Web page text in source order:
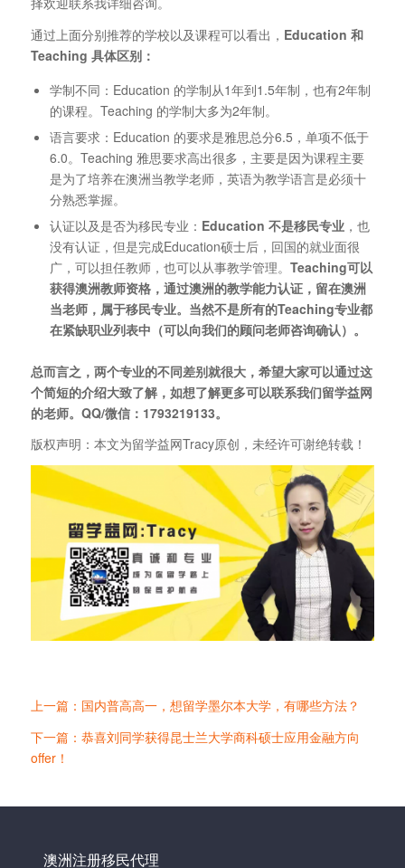
通过上面分别推荐的学校以及课程可以看出， Education 和
Teaching 具体区别：
学制不同：Education 的学制从1年到1.5年制，也有2年制
的课程。Teaching 的学制大多为2年制。
语言要求：Education 的要求是雅思总分6.5，单项不低于
6.0。Teaching 雅思要求高出很多，主要是因为课程主要
是为了培养在澳洲当教学老师，英语为教学语言是必须十
分熟悉掌握。
认证以及是否为移民专业： Education 不是移民专业，也
没有认证，但是完成Education硕士后，回国的就业面很
广，可以担任教师，也可以从事教学管理。 Teaching可以
获得澳洲教师资格，通过澳洲的教学能力认证，留在澳洲
当老师，属于移民专业。当然不是所有的Teaching专业都
在紧缺职业列表中（可以向我们的顾问老师咨询确认）。
总而言之，两个专业的不同差别就很大，希望大家可以通过这
个简短的介绍大致了解，如想了解更多可以联系我们留学益网
的老师。QQ/微信：1793219133。
版权声明：本文为留学益网Tracy原创，未经许可谢绝转载！
上一篇：国内普高高一，想留学墨尔本大学，有哪些方法？
下一篇：恭喜刘同学获得昆士兰大学商科硕士应用金融方向
offer！
澳洲注册移民代理